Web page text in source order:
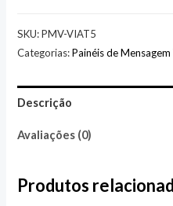
SKU:PMV-VIAT5
Categorias:Painéis de
Descrição
Avaliações (0)
Produtos